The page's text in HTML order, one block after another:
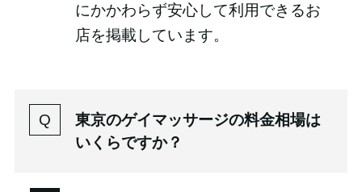
にかかわらず安心して利用できるお
店を掲載しています。
東京のゲイマッサージの料金相場は
いくらですか？